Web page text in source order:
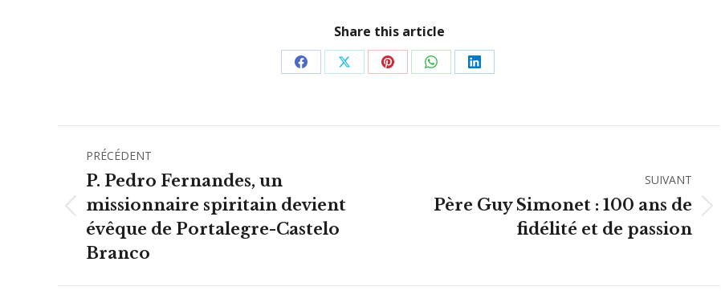
Share this article
Partager
Facebook
Partager
X
Partager
Pinterest
Partager
WhatsApp
Partager
LinkedIn
Navigation
article
PRÉCÉDENT
Article
précédent
:
P. Pedro Fernandes, un
missionnaire spiritain devient
évêque de Portalegre-Castelo
Branco
SUIVANT
Article
Père Guy Simonet : 100 ans de
fidélité et de passion